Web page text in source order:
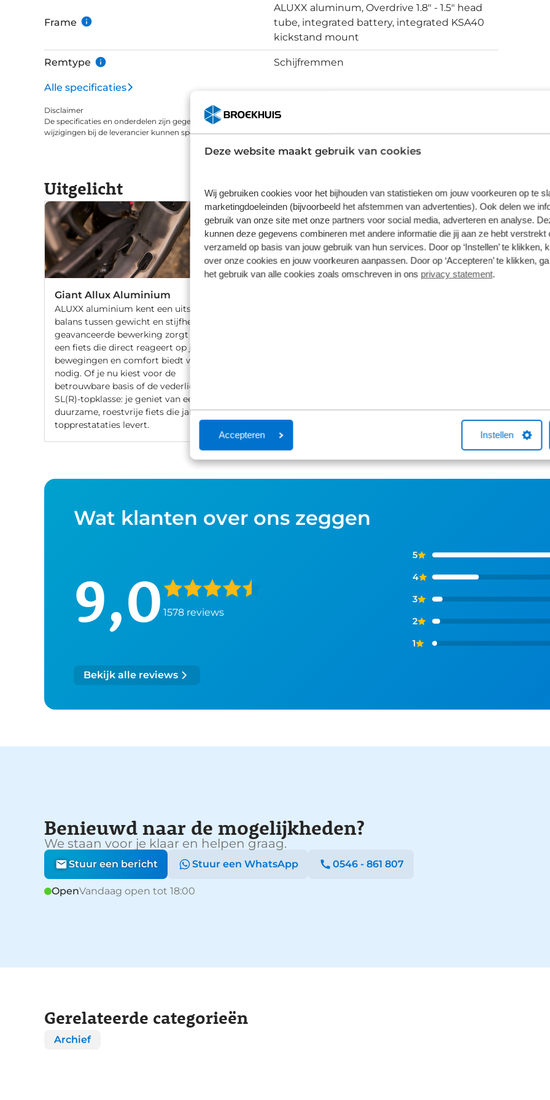
Deze website maakt gebruik van cookies
Wij gebruiken cookies voor het bijhouden van statistieken om jouw voorkeuren op te
marketingdoeleinden (bijvoorbeeld het afstemmen van advertenties). Ook delen we
gebruik van onze site met onze partners voor social media, adverteren en analyse.
kunnen deze gegevens combineren met andere informatie die jij aan ze hebt verstrekt
verzameld op basis van jouw gebruik van hun services. Door op ‘Instellen’ te klikken,
over onze cookies en jouw voorkeuren aanpassen. Door op ‘Accepteren’ te klikken,
het gebruik van alle cookies zoals omschreven in ons privacy statement.
Accepteren Instellen
voor nog langere ritten.
Frame
ALUXX aluminum, Overdrive 1.8" - 1.5" head
tube, integrated battery, integrated KSA40
kickstand mount
Remtype Schijfremmen
Alle specificaties
Disclaimer
De specificaties en onderdelen zijn gegeven op basis van aanlevering van de leverancier. Op basis van beschikbaarheid of
wijzigingen bij de leverancier kunnen specificaties afwijken.
Uitgelicht
Giant Allux Aluminium
ALUXX aluminium kent een uitstekende
balans tussen gewicht en stijfheid. De
geavanceerde bewerking zorgt voor
een fiets die direct reageert op jouw
bewegingen en comfort biedt waar
nodig. Of je nu kiest voor de
betrouwbare basis of de vederlichte
SL(R)-topklasse: je geniet van een
duurzame, roestvrije fiets die jarenlang
topprestataties levert.
Broekhuis-
met één van
je online een
helpen met
Wat klanten over ons zeggen
9,0 1578 reviews
5
4
3
2
1
Bekijk alle reviews
Benieuwd naar de mogelijkheden?
We staan voor je klaar en helpen graag.
Stuur een bericht Stuur een WhatsApp 0546 - 861 807
OpenVandaag open tot 18:00
Gerelateerde categorieën
Archief